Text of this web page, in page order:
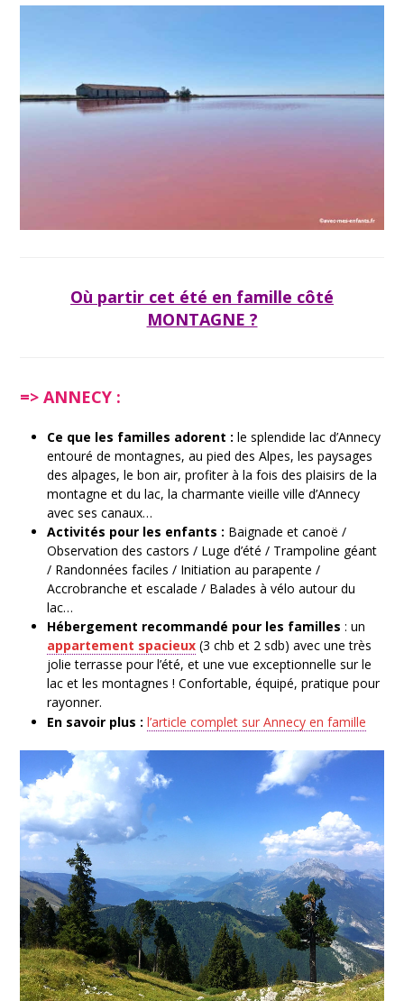
Où partir cet été en famille côté
MONTAGNE ?
=> ANNECY :
Ce que les familles adorent : le splendide lac d’Annecy
entouré de montagnes, au pied des Alpes, les paysages
des alpages, le bon air, profiter à la fois des plaisirs de la
montagne et du lac, la charmante vieille ville d’Annecy
avec ses canaux…
Activités pour les enfants : Baignade et canoë /
Observation des castors / Luge d’été / Trampoline géant
/ Randonnées faciles / Initiation au parapente /
Accrobranche et escalade / Balades à vélo autour du
lac…
Hébergement recommandé pour les familles: un
appartement spacieux (3 chb et 2 sdb) avec une très
jolie terrasse pour l’été, et une vue exceptionnelle sur le
lac et les montagnes ! Confortable, équipé, pratique pour
rayonner.
En savoir plus : l’article complet sur Annecy en famille